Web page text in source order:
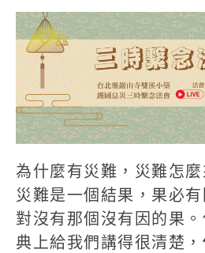
為什麼有災難，災難怎麼
災難是一個結果，果必
對沒有那個沒有因的果
典上給我們講得很清楚，